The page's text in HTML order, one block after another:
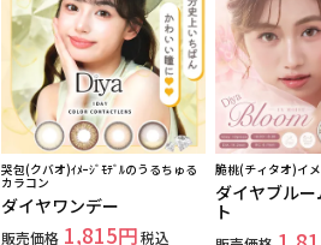
哭包(クバオ)ｲﾒｰｼﾞﾓﾃﾞﾙのうるちゅる
カラコン
ダイヤワンデー
販売価格 1,815 税込
脆桃(チィタオ)イ
ダイヤブル
ト